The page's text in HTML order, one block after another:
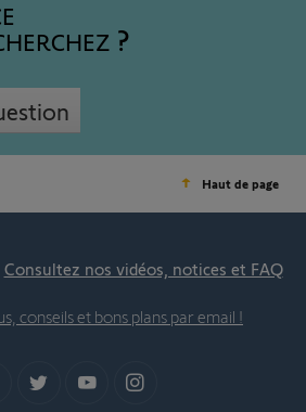
Haut de page
Consultez nos vidéos, notices et FAQ
conseils et bons plans par email !